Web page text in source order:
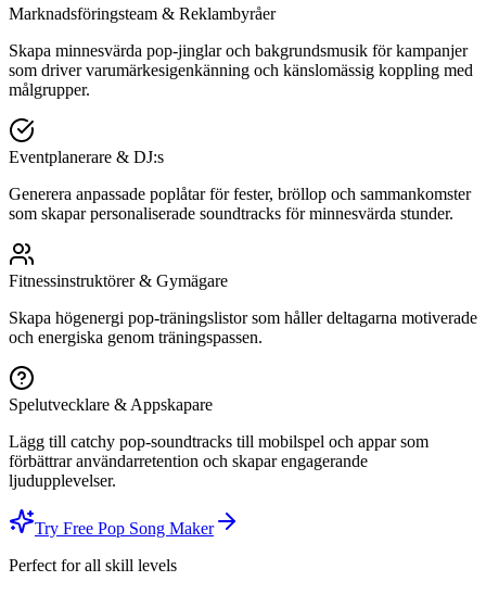
Marknadsföringsteam & Reklambyråer
Skapa minnesvärda pop-jinglar och bakgrundsmusik för kampanjer
som driver varumärkesigenkänning och känslomässig koppling med
målgrupper.
Eventplanerare & DJ:s
Generera anpassade poplåtar för fester, bröllop och sammankomster
som skapar personaliserade soundtracks för minnesvärda stunder.
Fitnessinstruktörer & Gymägare
Skapa högenergi pop-träningslistor som håller deltagarna motiverade
och energiska genom träningspassen.
Spelutvecklare & Appskapare
Lägg till catchy pop-soundtracks till mobilspel och appar som
förbättrar användarretention och skapar engagerande
ljudupplevelser.
Try Free Pop Song Maker
Perfect for all skill levels